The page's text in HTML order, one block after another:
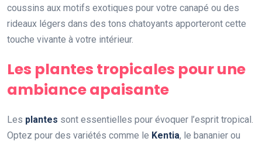
coussins aux motifs exotiques pour votre canapé ou des
rideaux légers dans des tons chatoyants apporteront cette
touche vivante à votre intérieur.
Les plantes tropicales pour une
ambiance apaisante
Les plantes sont essentielles pour évoquer l’esprit tropical.
Optez pour des variétés comme le Kentia, le bananier ou